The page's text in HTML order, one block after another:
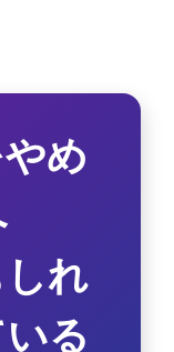
め
れ
る